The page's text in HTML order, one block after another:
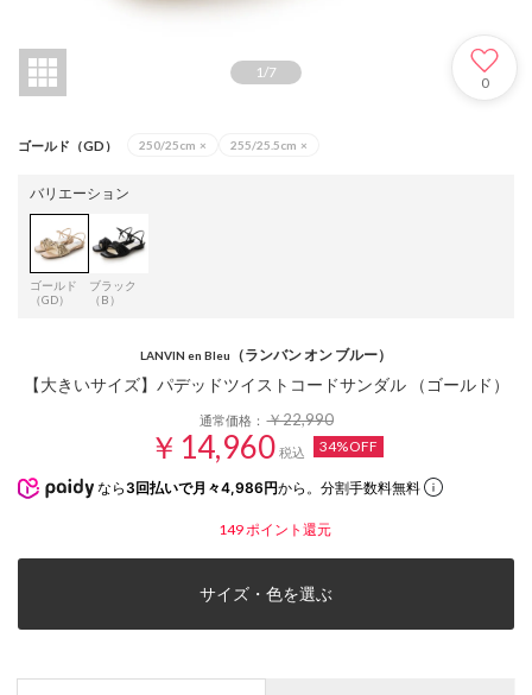
1/7
0
ゴールド（GD） 250/25cm × 255/25.5cm ×
バリエーション
ゴールド
（GD）
ブラック
（B）
LANVIN en Bleu （ランバン オン ブルー）
【大きいサイズ】パデッドツイストコードサンダル （ゴールド）
通常価格：￥22,990
￥14,960 税込 34%OFF
なら 3回払いで月々4,986円から。分割手数料無料
149 ポイント還元
サイズ・色を選ぶ